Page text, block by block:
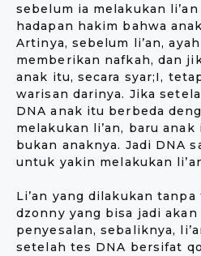
sebelum ia melakukan
hadapan hakim bahwa
Artinya, sebelum li’an,
memberikan nafkah, dan
anak itu, secara syar;I,
warisan darinya. Jika
DNA anak itu berbeda
melakukan li’an, baru
bukan anaknya. Jadi DNA
untuk yakin melakukan
Li’an yang dilakukan
dzonny yang bisa jadi akan
penyesalan, sebaliknya,
setelah tes DNA bersifat